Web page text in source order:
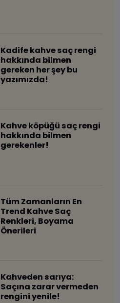
Kadife kahve saç rengi
hakkında bilmen
gereken her şey bu
yazımızda!
Kahve köpüğü saç rengi
hakkında bilmen
gerekenler!
Tüm Zamanların En
Trend Kahve Saç
Renkleri, Boyama
Önerileri
Kahveden sarıya:
Saçına zarar vermeden
rengini yenile!